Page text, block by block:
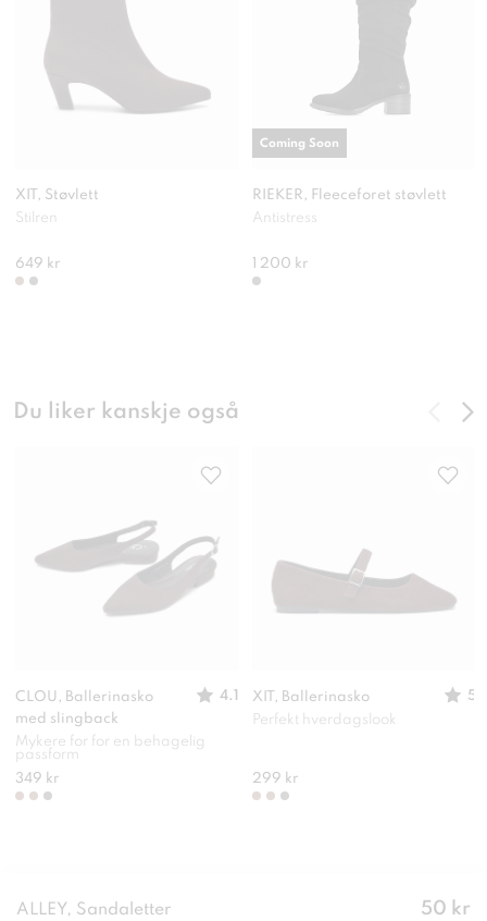
XIT, Støvlett
Stilren
649 kr
RIEKER, Fleeceforet støvlett
Antistress
1 200 kr
Coming Soon
Du liker kanskje også
CLOU, Ballerinasko
med slingback
4.1
Mykere for for en behagelig
passform
349 kr
XIT, Ballerinasko
5
Perfekt hverdagslook
299 kr
ALLEY, Sandaletter Pris:
50 kr